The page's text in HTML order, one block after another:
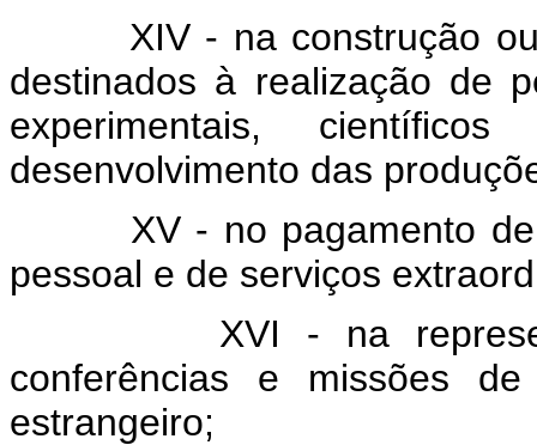
XIV - na construção
destinados à realização de
experimentais,
desenvolvimento das
XV - no pagamento
pessoal e de serviços
XVI - na
conferências e missões
estrangeiro;